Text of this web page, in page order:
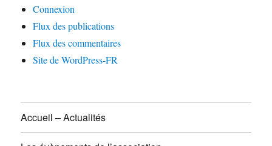
Connexion
Flux des publications
Flux des commentaires
Site de WordPress-FR
Accueil – Actualités